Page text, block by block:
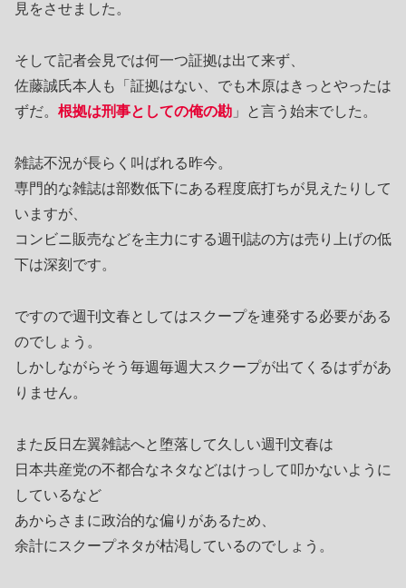
見をさせました。
そして記者会見では何一つ証拠は出て来ず、
佐藤誠氏本人も「証拠はない、でも木原はきっとやったは
ずだ。 根拠は刑事としての俺の勘 」と言う始末でした。
雑誌不況が長らく叫ばれる昨今。
専門的な雑誌は部数低下にある程度底打ちが見えたりして
いますが、
コンビニ販売などを主力にする週刊誌の方は売り上げの低
下は深刻です。
ですので週刊文春としてはスクープを連発する必要がある
のでしょう。
しかしながらそう毎週毎週大スクープが出てくるはずがあ
りません。
また反日左翼雑誌へと堕落して久しい週刊文春は
日本共産党の不都合なネタなどはけっして叩かないように
しているなど
あからさまに政治的な偏りがあるため、
余計にスクープネタが枯渇しているのでしょう。